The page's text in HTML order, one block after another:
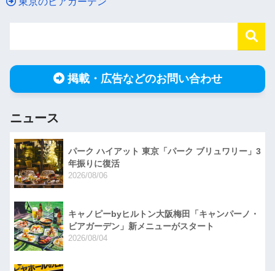
掲載・広告などのお問い合わせ
ニュース
パーク ハイアット 東京「パーク ブリュワリー」3
年振りに復活
2026/08/06
キャノピーbyヒルトン大阪梅田「キャンパーノ・
ビアガーデン」新メニューがスタート
2026/08/04